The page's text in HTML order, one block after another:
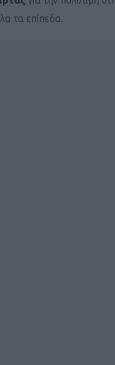
τα επίπεδα.